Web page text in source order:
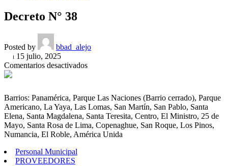
Decreto N° 38
Posted by
bbad_alejo
On 15 julio, 2025
Comentarios desactivadosen
Barrios: Panamérica, Parque Las Naciones (Barrio cerrado), Parque
Americano, La Yaya, Las Lomas, San Martín, San Pablo, Santa
Elena, Santa Magdalena, Santa Teresita, Centro, El Ministro, 25 de
Mayo, Santa Rosa de Lima, Copenaghue, San Roque, Los Pinos,
Numancia, El Roble, América Unida
Personal Municipal
PROVEEDORES